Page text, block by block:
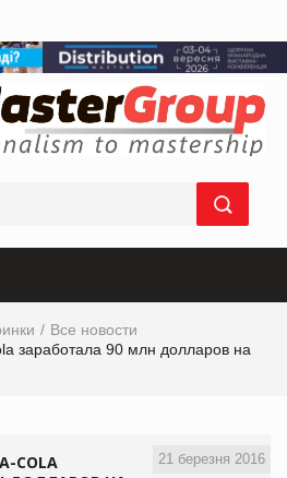
Все новости
заработала 90 млн долларов на
21 березня 2016
COLA